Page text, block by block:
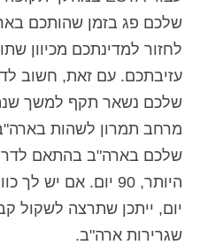
שלכם פג בזמן שהותכם
לחזור למדינתכם מכיוון
שלכם נשאר תקף למשך
מרחב תמרון לשהות
יום, ייתכן שתרצה לשקול
שגרירות ארה"ב.